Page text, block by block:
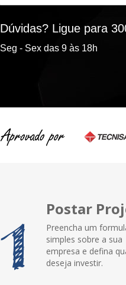
Dúvidas? Ligue para
Seg - Sex das 9 às 18h
Postar
Preencha um
simples sobre a sua
empresa e defina
deseja investir.